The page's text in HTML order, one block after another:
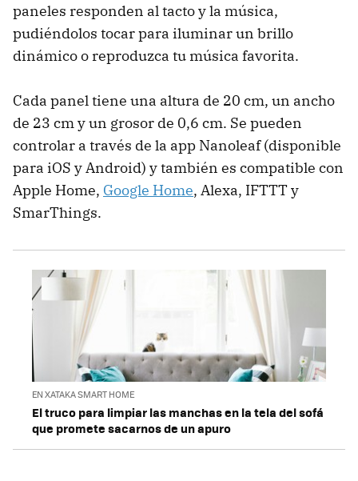
paneles responden al tacto y la música,
pudiéndolos tocar para iluminar un brillo
dinámico o reproduzca tu música favorita.
Cada panel tiene una altura de 20 cm, un ancho
de 23 cm y un grosor de 0,6 cm. Se pueden
controlar a través de la app Nanoleaf (disponible
para iOS y Android) y también es compatible con
Apple Home, Google Home, Alexa, IFTTT y
SmarThings.
EN XATAKA SMART HOME
El truco para limpiar las manchas en la tela del sofá
que promete sacarnos de un apuro